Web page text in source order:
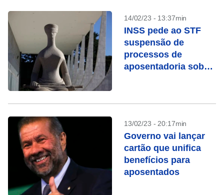
14/02/23 - 13:37min
INSS pede ao STF
suspensão de
processos de
aposentadoria sob
13/02/23 - 20:17min
Governo vai lançar
cartão que unifica
benefícios para
aposentados